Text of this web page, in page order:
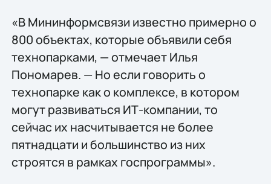
«В Мининформсвязи известно примерно о
800 объектах, которые объявили себя
технопарками, — отмечает Илья
Пономарев. — Но если говорить о
технопарке как о комплексе, в котором
могут развиваться ИТ-компании, то
сейчас их насчитывается не более
пятнадцати и большинство из них
строятся в рамках госпрограммы».